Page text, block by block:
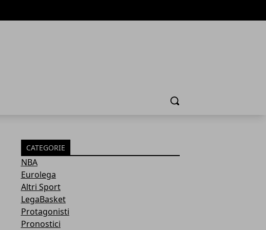
Cerca
CATEGORIE
NBA
Eurolega
Altri Sport
LegaBasket
Protagonisti
Pronostici